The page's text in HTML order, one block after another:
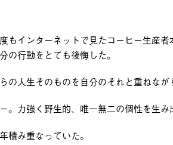
もインターネットで見たコーヒー生産
の行動をとても後悔した。
の人生そのものを自分のそれと重ねな
。力強く野生的、唯一無二の個性を生
積み重なっていた。